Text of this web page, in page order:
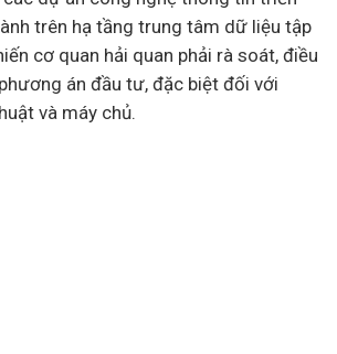
trên hạ tầng trung tâm dữ liệu tập
cơ quan hải quan phải rà soát, điều
án đầu tư, đặc biệt đối với
và máy chủ.